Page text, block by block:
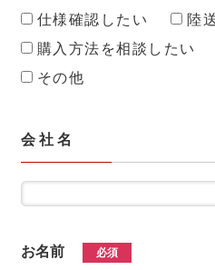
仕様確認したい
陸
購入方法を相談したい
その他
会 社 名
お名前 必須